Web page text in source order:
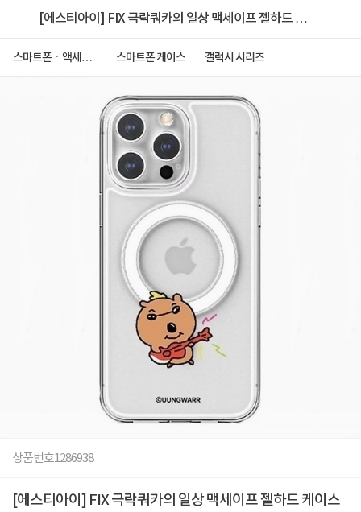
[에스티아이] FIX 극락쿼카의 일상 맥세이프 젤하드 케
스마트폰ㆍ액세서
스마트폰 케이스 갤럭시 시리즈
상품번호1286938
[에스티아이] FIX 극락쿼카의 일상 맥세이프 젤하드 케이스